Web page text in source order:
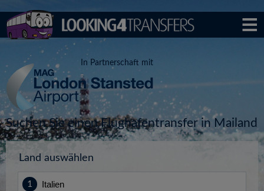
In Partnerschaft mit
Suchen Sie einen Flughafentransfer in Mailand
Land auswählen